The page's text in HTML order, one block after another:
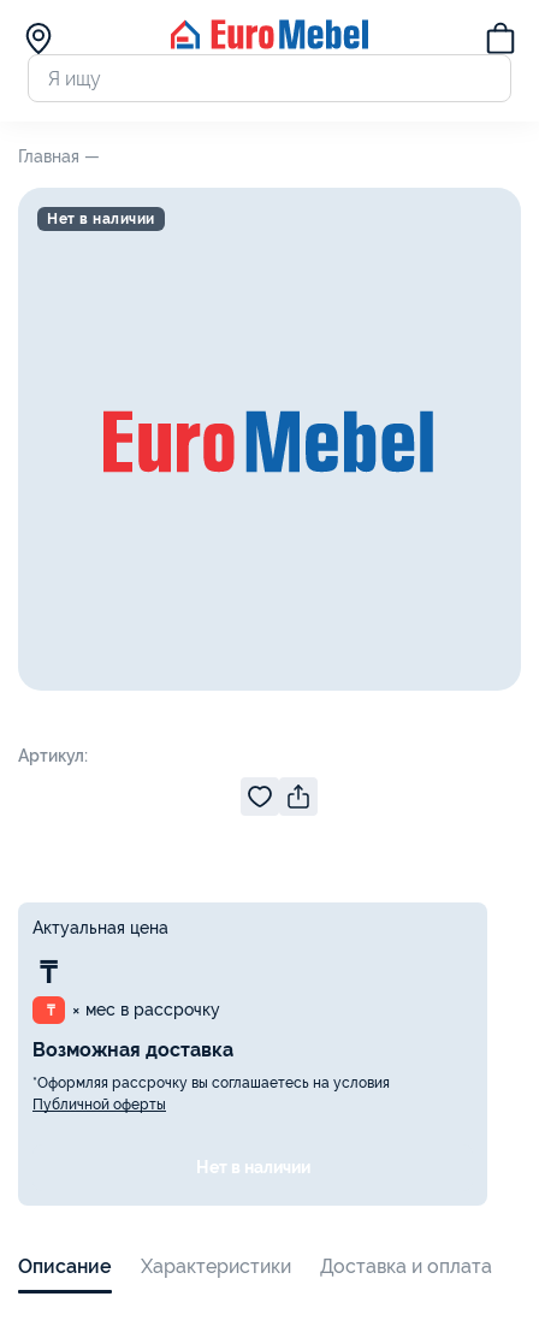
Главная —
Артикул:
Нет в наличии
Актуальная цена
₸
₸ × мес в рассрочку
Возможная доставка
*Оформляя рассрочку вы соглашаетесь на условия
Публичной оферты
Нет в наличии
Описание Характеристики Доставка и оплата